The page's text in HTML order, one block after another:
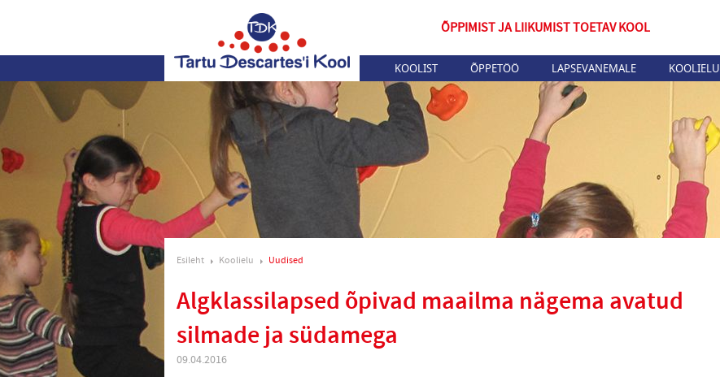
ÕPPIMIST JA LIIKUMIST TOETAV KOOL
KOOLIST ÕPPETÖÖ LAPSEVANEMALE KOOLIELU
Esileht Koolielu Uudised
Algklassilapsed õpivad maailma nägema avatud
silmade ja südamega
09.04.2016